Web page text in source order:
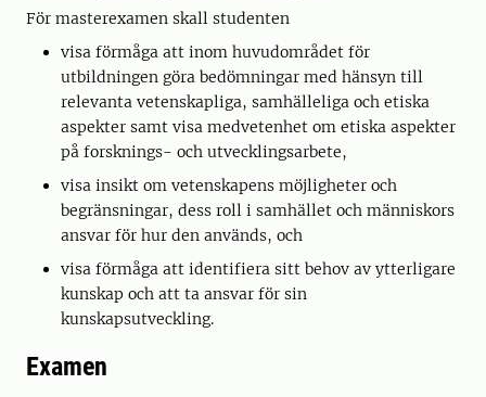
För masterexamen skall studenten
visa förmåga att inom huvudområdet för
utbildningen göra bedömningar med hänsyn till
relevanta vetenskapliga, samhälleliga och etiska
aspekter samt visa medvetenhet om etiska aspekter
på forsknings- och utvecklingsarbete,
visa insikt om vetenskapens möjligheter och
begränsningar, dess roll i samhället och människors
ansvar för hur den används, och
visa förmåga att identifiera sitt behov av ytterligare
kunskap och att ta ansvar för sin
kunskapsutveckling.
Examen